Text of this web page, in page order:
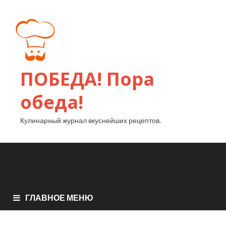
ПОБЕДА! Пора
обеда!
Кулинарный журнал вкуснейших рецептов.
ГЛАВНОЕ МЕНЮ